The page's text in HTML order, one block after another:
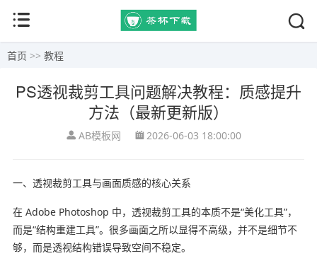
首页 >> 教程
PS透视裁剪工具问题解决教程：质感提升
方法（最新更新版）
AB模板网 2026-06-03 18:00:00
一、透视裁剪工具与画面质感的核心关系
在 Adobe Photoshop 中，透视裁剪工具的本质不是“美化工具”，
而是“结构重建工具”。很多画面之所以显得不高级，并不是细节不
够，而是透视结构错误导致空间不稳定。